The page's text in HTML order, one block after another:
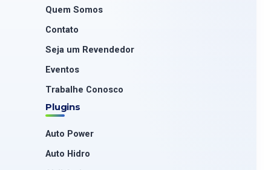
Quem Somos
Contato
Seja um Revendedor
Eventos
Trabalhe Conosco
Plugins
Auto Power
Auto Hidro